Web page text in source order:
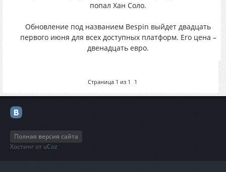
попал Хан Соло.
Обновление под названием Bespin выйдет двадцать
первого июня для всех доступных платформ. Его цена –
двенадцать евро.
Страница 1 из 1 1
Полная версия сайта
Хостинг от uCoz